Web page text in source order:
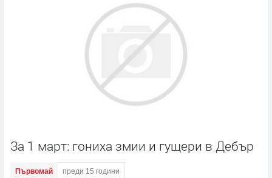
За 1 март: гониха змии и гущери в Дебър
Първомай преди 15 години